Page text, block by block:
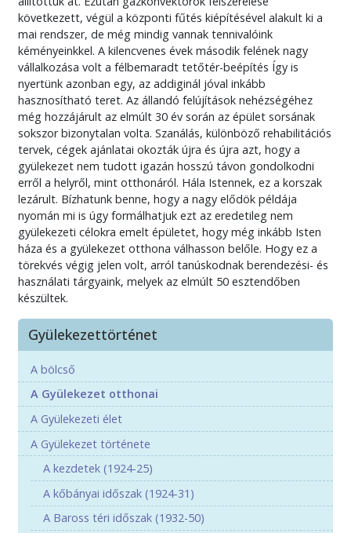
következett, végül a központi fűtés kiépítésével alakult ki a
mai rendszer, de még mindig vannak tennivalóink
kéményeinkkel. A kilencvenes évek második felének nagy
vállalkozása volt a félbemaradt tetőtér-beépítés Így is
nyertünk azonban egy, az addiginál jóval inkább
hasznosítható teret. Az állandó felújítások nehézségéhez
még hozzájárult az elmúlt 30 év során az épület sorsának
sokszor bizonytalan volta. Szanálás, különböző rehabilitációs
tervek, cégek ajánlatai okozták újra és újra azt, hogy a
gyülekezet nem tudott igazán hosszú távon gondolkodni
erről a helyről, mint otthonáról. Hála Istennek, ez a korszak
lezárult. Bízhatunk benne, hogy a nagy elődök példája
nyomán mi is úgy formálhatjuk ezt az eredetileg nem
gyülekezeti célokra emelt épületet, hogy még inkább Isten
háza és a gyülekezet otthona válhasson belőle. Hogy ez a
törekvés végig jelen volt, arról tanúskodnak berendezési- és
használati tárgyaink, melyek az elmúlt 50 esztendőben
készültek.
Gyülekezettörténet
A bölcső
A Gyülekezet otthonai
A Gyülekezeti élet
A Gyülekezet története
A kezdetek (1924-25)
A kőbányai időszak (1924-31)
A Baross téri időszak (1932-50)